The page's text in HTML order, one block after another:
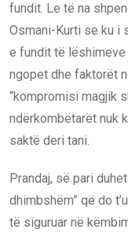
fundit. Le të na
Osmani-Kurti se ku i
e fundit të lëshimeve
ngopet dhe faktorët
“kompromisi magjik
ndërkombëtarët nuk
saktë deri tani.
Prandaj, së pari
dhimbshëm” që do
të siguruar në